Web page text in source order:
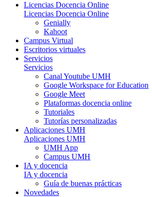
Licencias Docencia Online
Licencias Docencia Online
Genially
Kahoot
Campus Virtual
Escritorios virtuales
Servicios
Servicios
Canal Youtube UMH
Google Workspace for Education
Google Meet
Plataformas docencia online
Tutoriales
Tutorías personalizadas
Aplicaciones UMH
Aplicaciones UMH
UMH App
Campus UMH
IA y docencia
IA y docencia
Guía de buenas prácticas
Novedades